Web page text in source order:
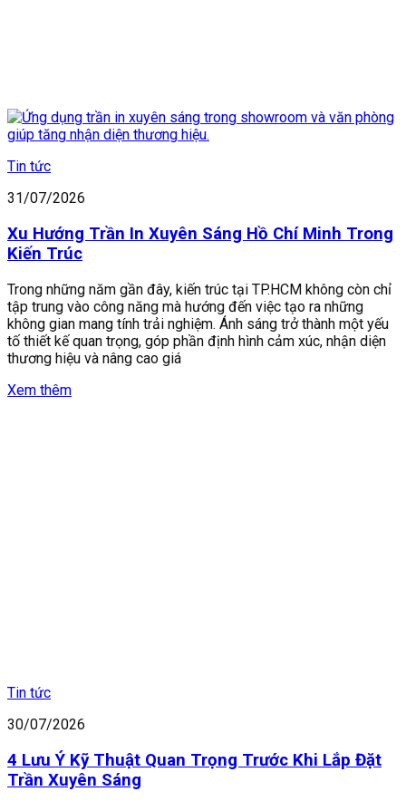
Tin tức
31/07/2026
Xu Hướng Trần In Xuyên Sáng Hồ Chí Minh Trong
Kiến Trúc
Trong những năm gần đây, kiến trúc tại TP.HCM không còn chỉ
tập trung vào công năng mà hướng đến việc tạo ra những
không gian mang tính trải nghiệm. Ánh sáng trở thành một yếu
tố thiết kế quan trọng, góp phần định hình cảm xúc, nhận diện
thương hiệu và nâng cao giá
Xem thêm
Tin tức
30/07/2026
4 Lưu Ý Kỹ Thuật Quan Trọng Trước Khi Lắp Đặt
Trần Xuyên Sáng